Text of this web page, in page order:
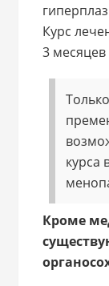
Курс
3 месяцев
курса
Кроме